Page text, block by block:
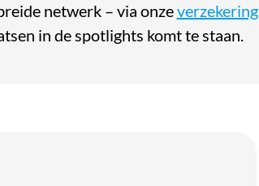
netwerk – via onze
in de spotlights komt te staan.